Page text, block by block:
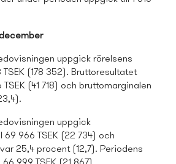
uppgick rörelsens
(178 352). Bruttoresultatet
(41 718) och bruttomarginalen
uppgick
966 TSEK (22 734) och
25,4 procent (12,7). Periodens